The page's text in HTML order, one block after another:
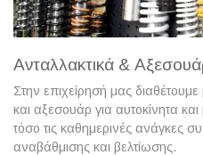
Ανταλλακτικά &
Στην επιχείρησή μας
και αξεσουάρ για αυτοκίνητα
τόσο τις καθημερινές ανάγκες
αναβάθμισης και βελτίωσης.